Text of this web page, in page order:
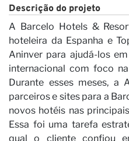
Descrição do projeto
A Barcelo Hotels &
hoteleira da Espanha e
Aninver para ajudá-los
internacional com foco
Durante esses meses, a
parceiros e sites para a
novos hotéis nas
Essa foi uma tarefa
qual o cliente confiou